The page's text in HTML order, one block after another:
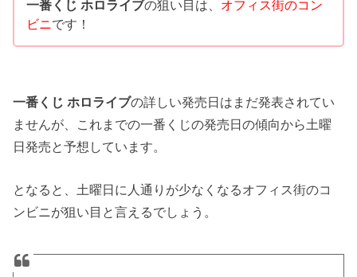
一番くじ ホロライブの狙い目は、 オフィス街のコン
ビニです！
一番くじ ホロライブの詳しい発売日はまだ発表されてい
ませんが、これまでの一番くじの発売日の傾向から土曜
日発売と予想しています。
となると、土曜日に人通りが少なくなるオフィス街のコ
ンビニが狙い目と言えるでしょう。